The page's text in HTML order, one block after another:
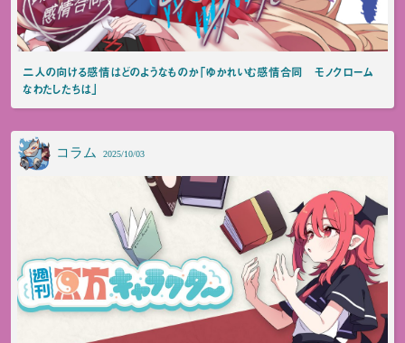
二人の向ける感情はどのようなものか「ゆかれいむ感情合同 モノクローム
なわたしたちは」
コラム 2025/10/03